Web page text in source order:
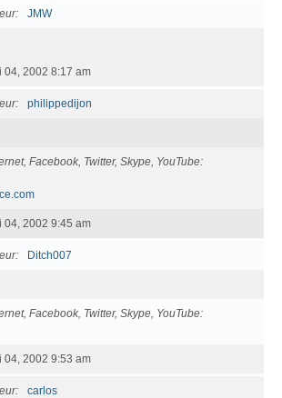
JMW
04, 2002 8:17 am
philippedijon
Facebook, Twitter, Skype, YouTube
04, 2002 9:45 am
Ditch007
Facebook, Twitter, Skype, YouTube
04, 2002 9:53 am
carlos